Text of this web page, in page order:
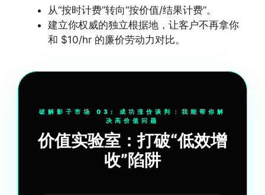
从“按时计费”转向“按价值/结果计费”。
建立你权威的独立根据地，让客户不再拿你
和 $10/hr 的廉价劳动力对比。
破解影子市场 03: 成功涨价谈判：我能帮你解
决高价值问题
价值实验室：打破“低效增
收”陷阱